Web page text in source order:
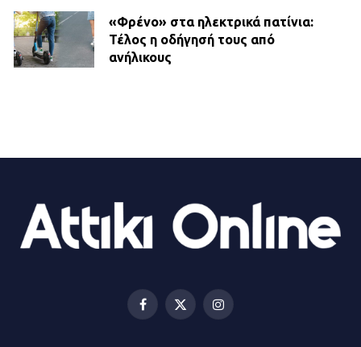
«Φρένο» στα ηλεκτρικά πατίνια:
Τέλος η οδήγησή τους από
ανήλικους
Βριλήσσια: Αυτοκίνητο έσπασε
τζαμαρία και μπήκε μέσα σε μαγαζί
Facebook
X
Instagram